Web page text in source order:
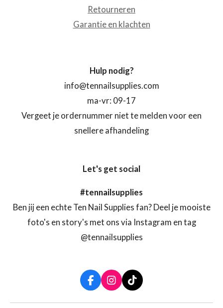
Retourneren
Garantie en klachten
Hulp nodig?
info@tennailsupplies.com
ma-vr: 09-17
Vergeet je ordernummer niet te melden voor een
snellere afhandeling
Let's get social
#tennailsupplies
Ben jij een echte Ten Nail Supplies fan? Deel je mooiste
foto's en story's met ons via Instagram en tag
@tennailsupplies
F
a
c
I
n
s
T
i
k